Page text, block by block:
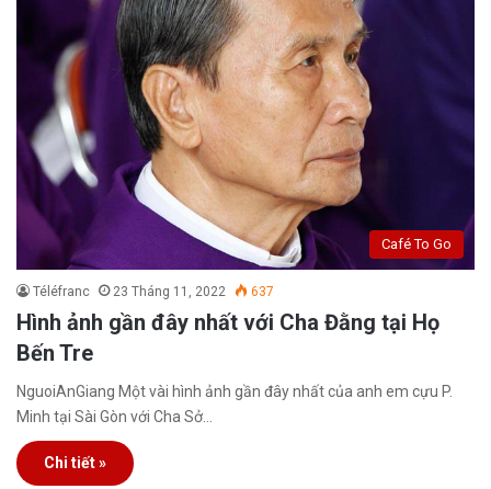
Café To Go
Téléfranc 23 Tháng 11, 2022 637
Hình ảnh gần đây nhất với Cha Đằng tại Họ
Bến Tre
NguoiAnGiang Một vài hình ảnh gần đây nhất của anh em cựu P.
Minh tại Sài Gòn với Cha Sở…
Chi tiết »